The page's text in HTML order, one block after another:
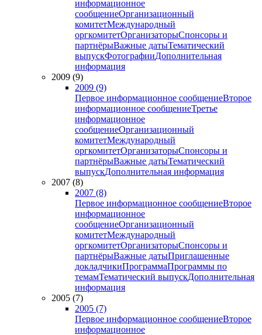
информационное
сообщениеОрганизационный
комитетМеждународный
оргкомитетОрганизаторыСпонсоры и
партнёрыВажные датыТематический
выпускФотографииДополнительная
информация
2009 (9)
2009 (9)
Первое информационное сообщениеВторое
информационное сообщениеТретье
информационное
сообщениеОрганизационный
комитетМеждународный
оргкомитетОрганизаторыСпонсоры и
партнёрыВажные датыТематический
выпускДополнительная информация
2007 (8)
2007 (8)
Первое информационное сообщениеВторое
информационное
сообщениеОрганизационный
комитетМеждународный
оргкомитетОрганизаторыСпонсоры и
партнёрыВажные датыПриглашенные
докладчикиПрограммаПрограммы по
темамТематический выпускДополнительная
информация
2005 (7)
2005 (7)
Первое информационное сообщениеВторое
информационное